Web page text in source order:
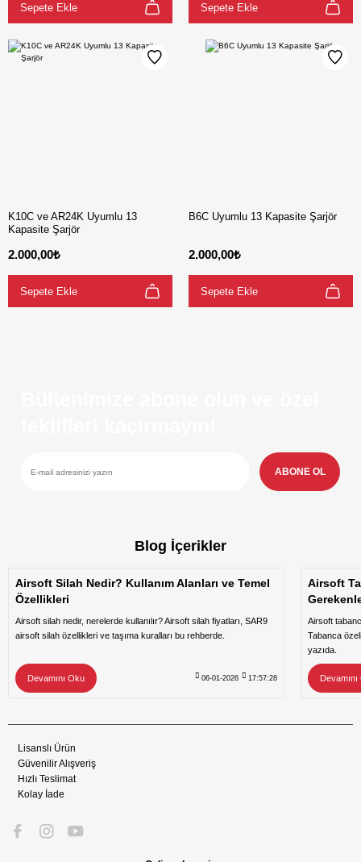
Sepete Ekle Sepete Ekle
K10C ve AR24K Uyumlu 13
Kapasite Şarjör
2.000,00₺
Sepete Ekle
B6C Uyumlu 13 Kapasite Şarjör
2.000,00₺
Sepete Ekle
ABONE OL
Blog İçerikler
Airsoft Silah Nedir? Kullanım Alanları ve Temel
Özellikleri
Airsoft silah nedir, nerelerde kullanılır? Airsoft silah fiyatları, SAR9
airsoft silah özellikleri ve taşıma kuralları bu rehberde.
Devamını Oku 06-01-2026 17:57:28
Airsoft
Airsoft
Tabanca
yazıda.
Lisanslı Ürün
Güvenilir Alışveriş
Hızlı Teslimat
Kolay İade